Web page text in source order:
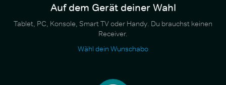
Auf dem Gerät deiner Wahl
Tablet, PC, Konsole, Smart TV oder Handy. Du brauchst keinen
Receiver.
Wähl dein Wunschabo